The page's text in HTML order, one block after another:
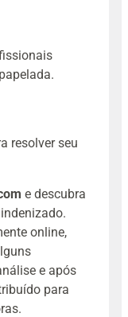
resolver seu
e descubra
online,
e após
para